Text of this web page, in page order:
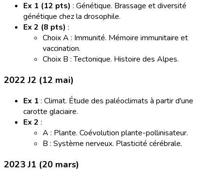
Ex 1 (12 pts) : Génétique. Brassage et diversité
génétique chez la drosophile.
Ex 2 (8 pts) :
Choix A : Immunité. Mémoire immunitaire et
vaccination.
Choix B : Tectonique. Histoire des Alpes.
2022 J2 (12 mai)
Ex 1 : Climat. Étude des paléoclimats à partir d'une
carotte glaciaire.
Ex 2 :
A : Plante. Coévolution plante-pollinisateur.
B : Système nerveux. Plasticité cérébrale.
2023 J1 (20 mars)